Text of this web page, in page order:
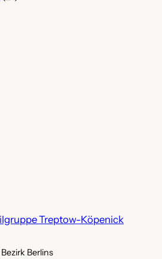
Treptow-Köpenick
Berlins